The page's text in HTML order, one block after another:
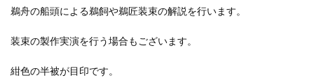
鵜舟の船頭による鵜飼や鵜匠装束の解説を行います。
装束の製作実演を行う場合もございます。
紺色の半被が目印です。